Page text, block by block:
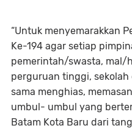
“Untuk menyemarakkan
Ke-194 agar setiap
pemerintah/swasta, mal/
perguruan tinggi,
sama menghias,
umbul- umbul yang
Batam Kota Baru dari